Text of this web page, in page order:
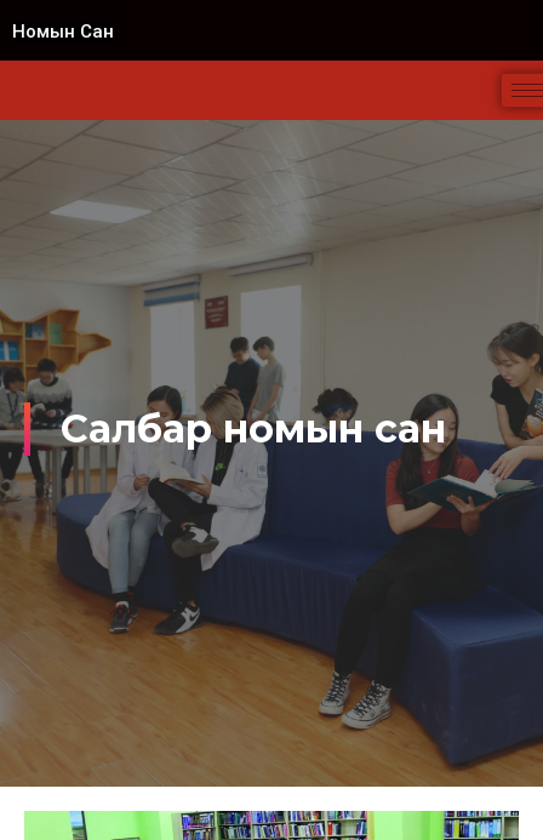
Номын Сан
Салбар номын сан